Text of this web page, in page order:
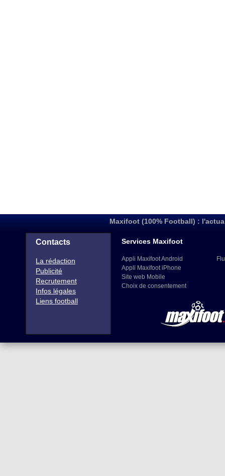
Maxifoot (100% Football) :
Contacts
La rédaction
Publicité
Recrutement
Infos légales
Liens football
Services Maxifoot
Appli Maxifoot Android
Appli Maxifoot iPhone
Site web Mobile
Choix de consentement